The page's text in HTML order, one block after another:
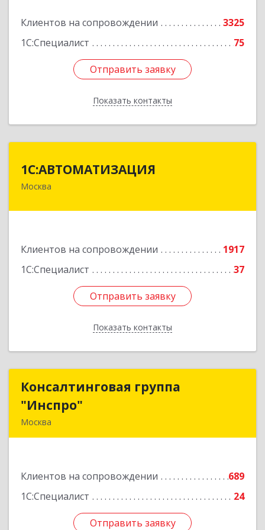
Клиентов на сопровождении
3325
1С:Специалист
75
Отправить заявку
Показать контакты
Отправить заявку
Назад
1С:АВТОМАТИЗАЦИЯ
Москва
Клиентов на сопровождении
1917
1С:Специалист
37
Отправить заявку
Показать контакты
111024, Москва г, Энтузиастов 1-я ул, дом №
Отправить заявку
Назад
Консалтинговая группа
"Инспро"
Москва
Клиентов на сопровождении
689
1С:Специалист
24
Отправить заявку
Консалтинговая группа
Подробнее
Отправить заявку